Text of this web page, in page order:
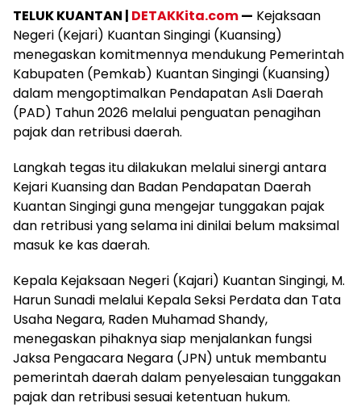
TELUK KUANTAN | DETAKKita.com— Kejaksaan
Negeri (Kejari) Kuantan Singingi (Kuansing)
menegaskan komitmennya mendukung Pemerintah
Kabupaten (Pemkab) Kuantan Singingi (Kuansing)
dalam mengoptimalkan Pendapatan Asli Daerah
(PAD) Tahun 2026 melalui penguatan penagihan
pajak dan retribusi daerah.
Langkah tegas itu dilakukan melalui sinergi antara
Kejari Kuansing dan Badan Pendapatan Daerah
Kuantan Singingi guna mengejar tunggakan pajak
dan retribusi yang selama ini dinilai belum maksimal
masuk ke kas daerah.
Kepala Kejaksaan Negeri (Kajari) Kuantan Singingi, M.
Harun Sunadi melalui Kepala Seksi Perdata dan Tata
Usaha Negara, Raden Muhamad Shandy,
menegaskan pihaknya siap menjalankan fungsi
Jaksa Pengacara Negara (JPN) untuk membantu
pemerintah daerah dalam penyelesaian tunggakan
pajak dan retribusi sesuai ketentuan hukum.